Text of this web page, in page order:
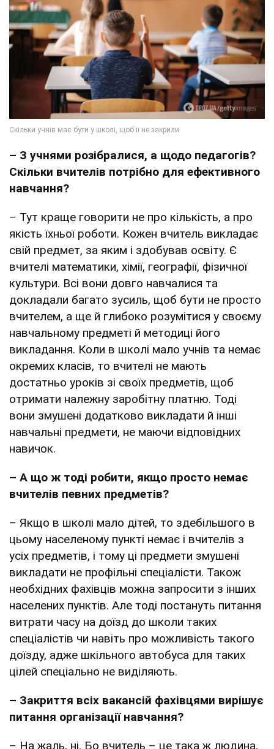
– З учнями розібралися, а щодо педагогів?
Скільки вчителів потрібно для ефективного
навчання?
– Тут краще говорити не про кількість, а про
якість їхньої роботи. Кожен вчитель викладає
свій предмет, за яким і здобував освіту. Є
вчителі математики, хімії, географії, фізичної
культури. Всі вони довго навчалися та
докладали багато зусиль, щоб бути не просто
вчителем, а ще й глибоко розумітися у своєму
навчальному предметі й методиці його
викладання. Коли в школі мало учнів та немає
окремих класів, то вчителі не мають
достатньо уроків зі своїх предметів, щоб
отримати належну заробітну платню. Тоді
вони змушені додатково викладати й інші
навчальні предмети, не маючи відповідних
навичок.
– А що ж тоді робити, якщо просто немає
вчителів певних предметів?
– Якщо в школі мало дітей, то здебільшого в
цьому населеному пункті немає і вчителів з
усіх предметів, і тому ці предмети змушені
викладати не профільні спеціалісти. Також
необхідних фахівців можна запросити з інших
населених пунктів. Але тоді постануть питання
витрати часу на доїзд до школи таких
спеціалістів чи навіть про можливість такого
доїзду, адже шкільного автобуса для таких
цілей спеціально не виділяють.
– Закриття всіх вакансій фахівцями вирішує
питання організації навчання?
– На жаль, ні. Бо вчитель – це така ж людина,